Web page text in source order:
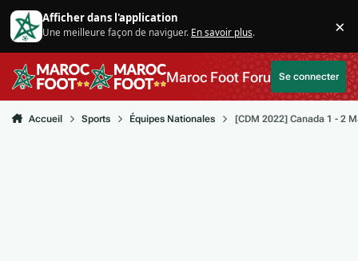
Aller au contenu
Afficher dans l'application
Une meilleure façon de naviguer. En savoir plus. ×
Maroc Foot ForumSe connecter
Accueil Sports Équipes Nationales [CDM 2022] Canada 1 - 2